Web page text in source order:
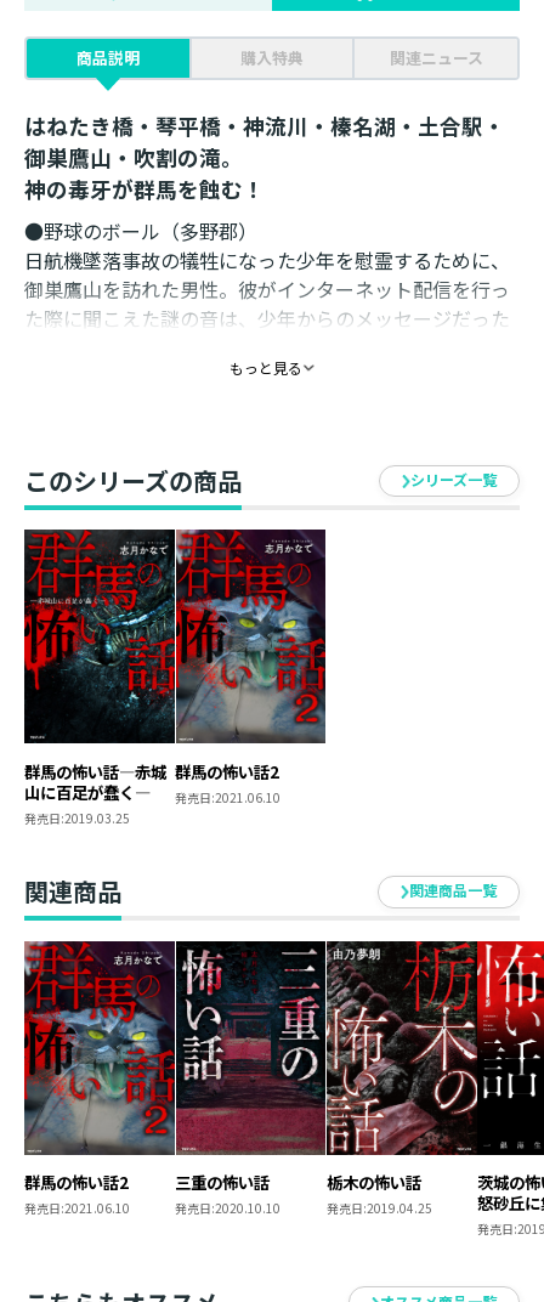
商品説明 購入特典 関連ニュース
はねたき橋・琴平橋・神流川・榛名湖・土合駅・
御巣鷹山・吹割の滝。
神の毒牙が群馬を蝕む！
●野球のボール（多野郡）
日航機墜落事故の犠牲になった少年を慰霊するために、
御巣鷹山を訪れた男性。彼がインターネット配信を行っ
た際に聞こえた謎の音は、少年からのメッセージだった
物体。突如、男性の元に近づいた物体の正体は、通り魔
に遭い、無念の死をとげた女性の霊だったのだ……。
●湖から生える……（高崎市）
家族旅行で榛名湖に訪れた、とある女性。家族が美しい
景色に見とれている最中、女性が遭遇したのは、湖から
数多く生える、生気のない人間のような「何か」だっ
た……！
著者について
札幌市出身。実話怪談や古典朗読の語り手として活躍
中。書籍『ミラクルきょうふ！』シリーズ企画協力、
もっと見る
このシリーズの商品 シリーズ一覧
群馬の怖い話―赤城
山に百足が蠢く―
発売日:2019.03.25
群馬の怖い話2
発売日:2021.06.10
関連商品 関連商品一覧
群馬の怖い話2
発売日:2021.06.10
三重の怖い話
発売日:2020.10.10
栃木の怖い話
発売日:2019.04.25
茨城の
怒砂丘
－
発売日: